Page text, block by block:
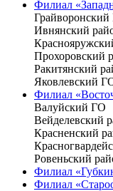
Филиал
Ивнянский
Прохоровский
Ракитянский
Яковлевский
Филиал
Валуйский ГО
Вейделевский
Красненский
Ровеньский
Филиал
Филиал